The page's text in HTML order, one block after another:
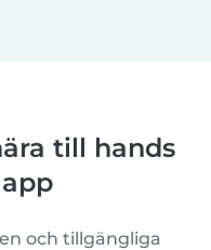
till hands
och tillgängliga